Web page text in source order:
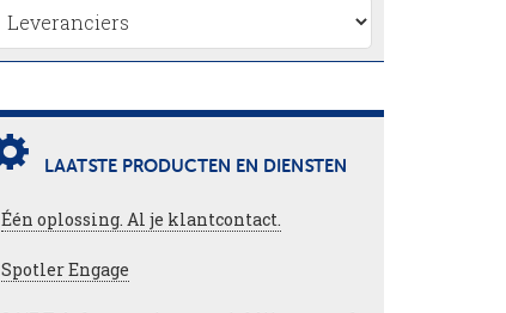
LAATSTE PRODUCTEN EN DIENSTEN
Één oplossing. Al je klantcontact.
Spotler Engage